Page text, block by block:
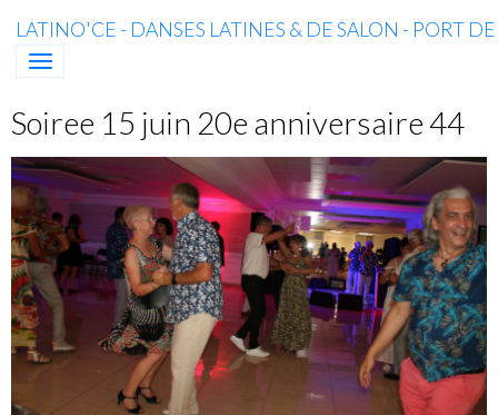
LATINO'CE - DANSES LATINES & DE SALON - PORT
Soiree 15 juin 20e anniversaire 44